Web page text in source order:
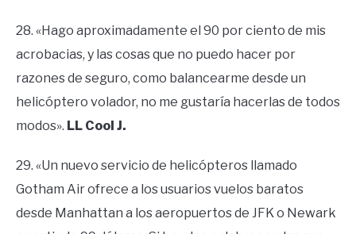
28. «Hago aproximadamente el 90 por ciento de mis
acrobacias, y las cosas que no puedo hacer por
razones de seguro, como balancearme desde un
helicóptero volador, no me gustaría hacerlas de todos
modos». LL Cool J.
29. «Un nuevo servicio de helicópteros llamado
Gotham Air ofrece a los usuarios vuelos baratos
desde Manhattan a los aeropuertos de JFK o Newark